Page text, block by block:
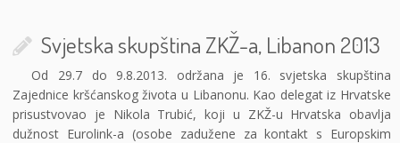
Svjetska skupština ZKŽ-a, Libanon 2013
Od 29.7 do 9.8.2013. održana je 16. svjetska skupština
Zajednice kršćanskog života u Libanonu. Kao delegat iz Hrvatske
prisustvovao je Nikola Trubić, koji u ZKŽ-u Hrvatska obavlja
dužnost Eurolink-a (osobe zadužene za kontakt s Europskim